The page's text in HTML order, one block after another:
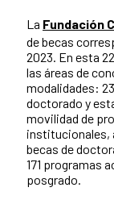
La Fundación
de becas
2023. En esta
las áreas de
modalidades:
doctorado y
movilidad de
institucionales,
becas de
171 programas
posgrado.